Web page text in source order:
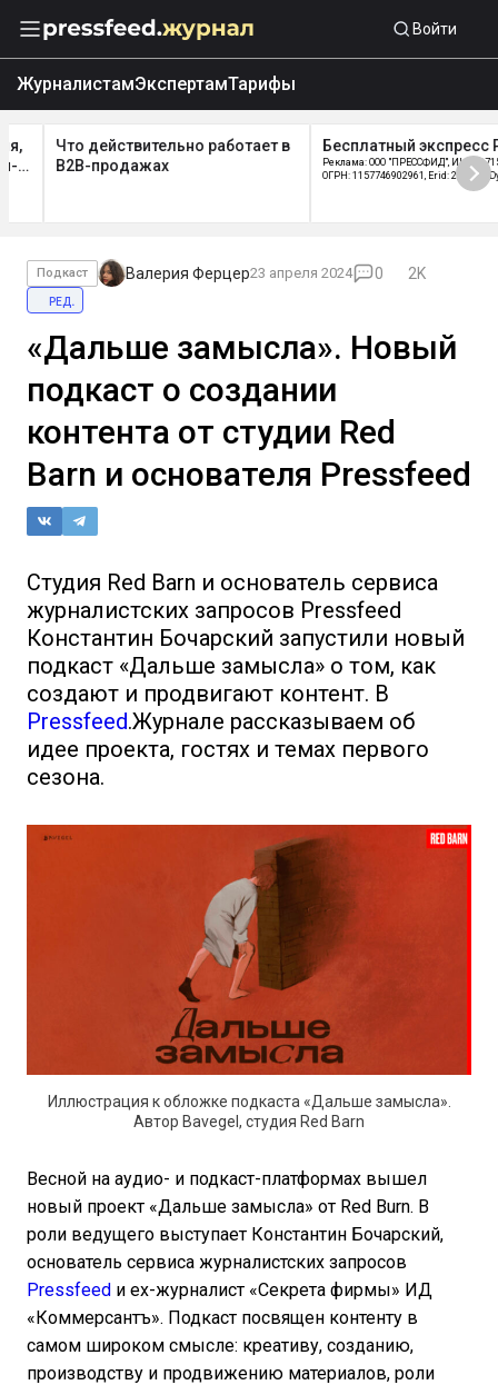
Войти
ЖурналистамЭкспертамТарифы
Что действительно работает в
B2B-продажах
Бесплатный экспресс PR-
Реклама: ООО "ПРЕССФИД", ИНН:
ОГРН: 1157746902961, Erid: 2W5zFGDycPz
Подкаст Валерия Ферцер23 апреля 2024 0
2K
ред.
«Дальше замысла». Новый
подкаст о создании
контента от студии Red
Barn и основателя Pressfeed
Студия Red Barn и основатель сервиса
журналистских запросов Pressfeed
Константин Бочарский запустили новый
подкаст «Дальше замысла» о том, как
создают и продвигают контент. В
Pressfeed.Журнале рассказываем об
идее проекта, гостях и темах первого
сезона.
Иллюстрация к обложке подкаста «Дальше замысла».
Автор Bavegel, студия Red Barn
Весной на аудио- и подкаст-платформах вышел
новый проект «Дальше замысла» от Red Burn. В
роли ведущего выступает Константин Бочарский,
основатель сервиса журналистских запросов
Pressfeed и ex-журналист «Секрета фирмы» ИД
«Коммерсантъ». Подкаст посвящен контенту в
самом широком смысле: креативу, созданию,
производству и продвижению материалов, роли